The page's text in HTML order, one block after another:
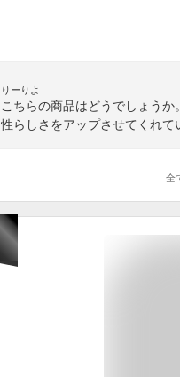
りーりよ
こちらの商品はどうでしょう
性らしさをアップさせてくれ
全